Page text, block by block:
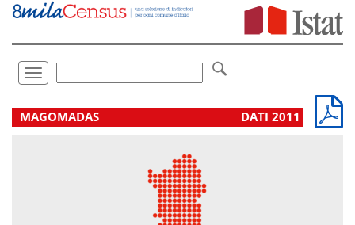
Vai
direttamente
Toggle
navigation
.
MAGOMADAS DATI 2011